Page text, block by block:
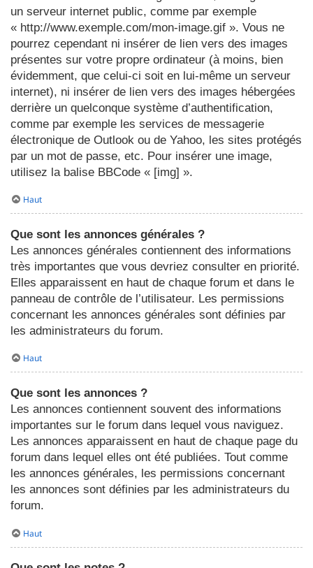
un serveur internet public, comme par exemple
« http://www.exemple.com/mon-image.gif ». Vous ne
pourrez cependant ni insérer de lien vers des images
présentes sur votre propre ordinateur (à moins, bien
évidemment, que celui-ci soit en lui-même un serveur
internet), ni insérer de lien vers des images hébergées
derrière un quelconque système d’authentification,
comme par exemple les services de messagerie
électronique de Outlook ou de Yahoo, les sites protégés
par un mot de passe, etc. Pour insérer une image,
utilisez la balise BBCode « [img] ».
Haut
Que sont les annonces générales ?
Les annonces générales contiennent des informations
très importantes que vous devriez consulter en priorité.
Elles apparaissent en haut de chaque forum et dans le
panneau de contrôle de l’utilisateur. Les permissions
concernant les annonces générales sont définies par
les administrateurs du forum.
Haut
Que sont les annonces ?
Les annonces contiennent souvent des informations
importantes sur le forum dans lequel vous naviguez.
Les annonces apparaissent en haut de chaque page du
forum dans lequel elles ont été publiées. Tout comme
les annonces générales, les permissions concernant
les annonces sont définies par les administrateurs du
forum.
Haut